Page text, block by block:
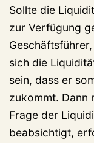
Sollte die
zur Verfügung
sich die
sein, dass er
zukommt. Dann
Frage der
beabsichtigt,